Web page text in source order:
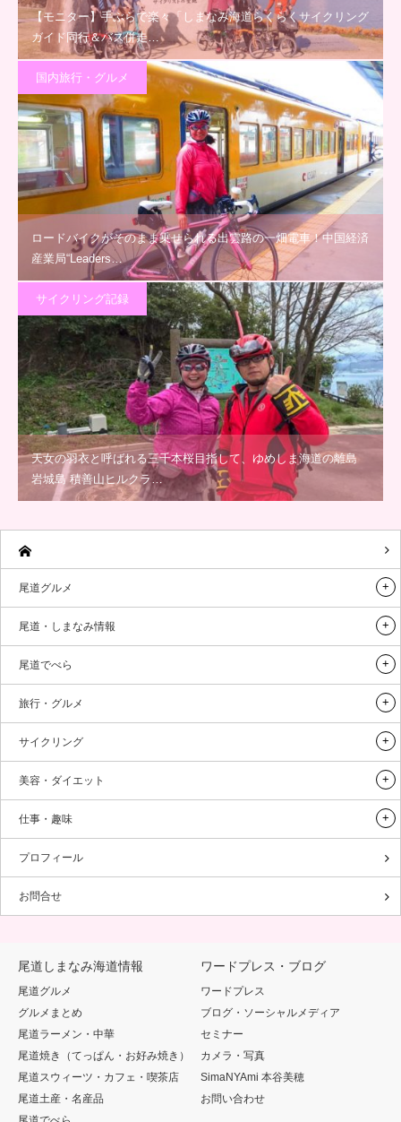
【モニター】手ぶらで楽々「しまなみ海道らくらくサイクリング
ガイド同行＆バス併走…
国内旅行・グルメ
ロードバイクがそのまま乗せられる出雲路の一畑電車！中国経済
産業局“Leaders…
サイクリング記録
天女の羽衣と呼ばれる三千本桜目指して、ゆめしま海道の離島
岩城島 積善山ヒルクラ…
尾道グルメ
尾道・しまなみ情報
尾道でべら
旅行・グルメ
サイクリング
美容・ダイエット
仕事・趣味
プロフィール
お問合せ
尾道しまなみ海道情報
尾道グルメ
グルメまとめ
尾道ラーメン・中華
尾道焼き（てっぱん・お好み焼き）
尾道スウィーツ・カフェ・喫茶店
尾道土産・名産品
ワードプレス・ブログ
ワードプレス
ブログ・ソーシャルメディア
セミナー
カメラ・写真
SimaNYAmi 本谷美穂
お問い合わせ